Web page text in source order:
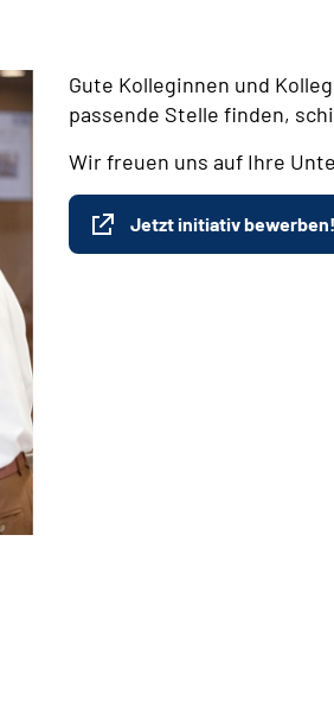
Gute Kolleginnen und
passende Stelle finden,
Wir freuen uns auf Ihre
Jetzt initiativ bewerben!